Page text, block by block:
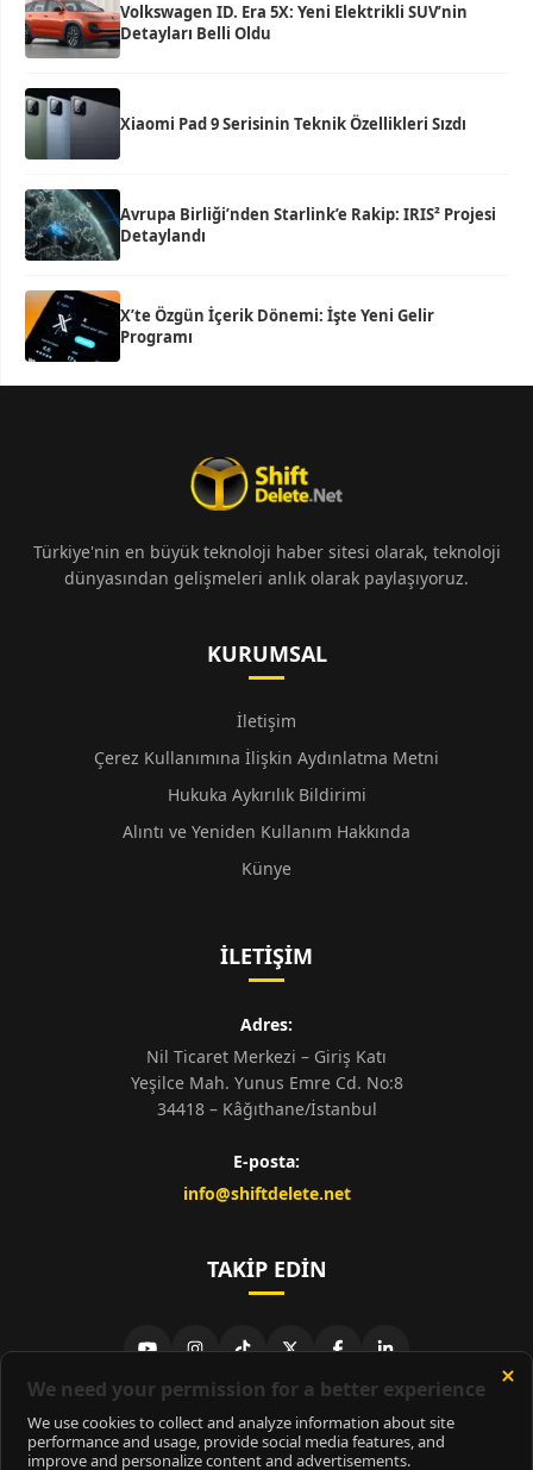
Volkswagen ID. Era 5X: Yeni Elektrikli SUV’nin
Detayları Belli Oldu
Xiaomi Pad 9 Serisinin Teknik Özellikleri Sızdı
Avrupa Birliği’nden Starlink’e Rakip: IRIS² Projesi
Detaylandı
X’te Özgün İçerik Dönemi: İşte Yeni Gelir
Programı
Türkiye'nin en büyük teknoloji haber sitesi olarak, teknoloji
dünyasından gelişmeleri anlık olarak paylaşıyoruz.
KURUMSAL
İletişim
Çerez Kullanımına İlişkin Aydınlatma Metni
Hukuka Aykırılık Bildirimi
Alıntı ve Yeniden Kullanım Hakkında
Künye
İLETIŞIM
Adres:
Nil Ticaret Merkezi – Giriş Katı
Yeşilce Mah. Yunus Emre Cd. No:8
34418 – Kâğıthane/İstanbul
E-posta:
info@shiftdelete.net
TAKIP EDIN